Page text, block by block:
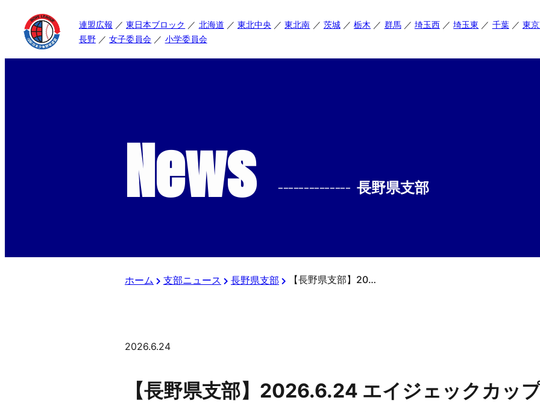
連盟広報 東日本ブロック 北海道 東北中央 東北南 茨城 栃木 群馬 埼玉西 埼玉東 千葉
東
長野
女子委員会 小学委員会
News -------------- 長野県支部
ホーム 支部ニュース 長野県支部 【長野県支部】2026.6.24 エイジェックカップ第57回日本少年野球選手権大会等 長野県支部予選
2026.6.24
【長野県支部】2026.6.24 エイジェックカッ